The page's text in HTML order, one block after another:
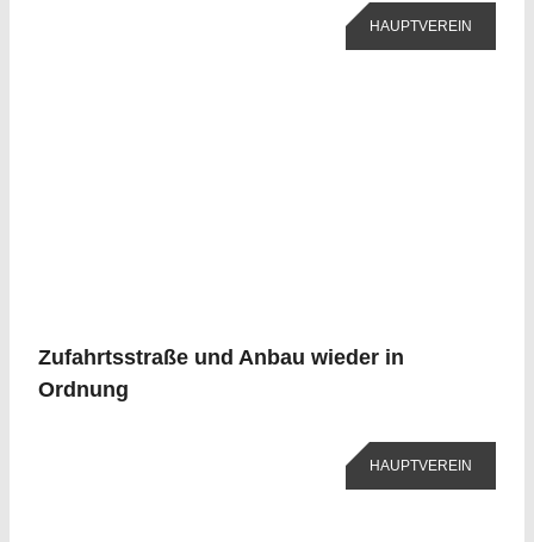
HAUPTVEREIN
Zufahrtsstraße und Anbau wieder in
Ordnung
HAUPTVEREIN